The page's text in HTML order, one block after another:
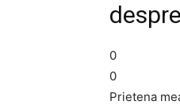
0
0
Prietena